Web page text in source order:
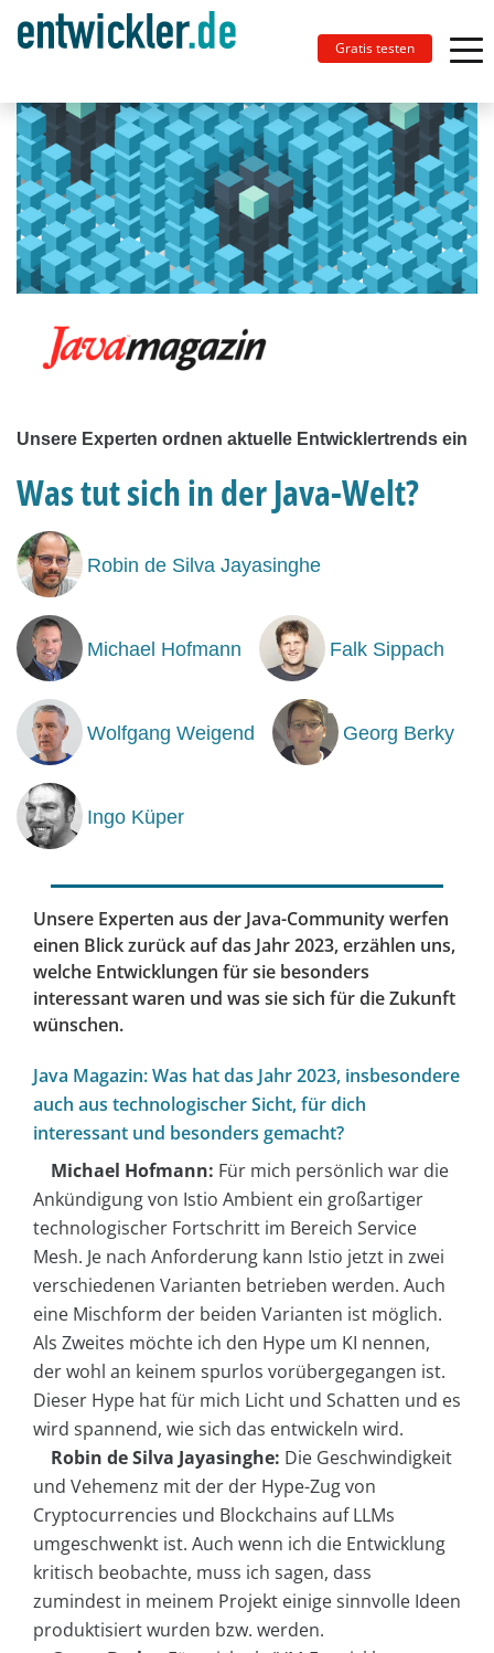
Gratis testen
Unsere Experten ordnen aktuelle Entwicklertrends ein
Was tut sich in der Java-Welt?
Robin de Silva Jayasinghe
Michael Hofmann Falk Sippach
Wolfgang Weigend Georg Berky
Ingo Küper
Unsere Experten aus der Java-Community werfen
einen Blick zurück auf das Jahr 2023, erzählen uns,
welche Entwicklungen für sie besonders
interessant waren und was sie sich für die Zukunft
wünschen.
Java Magazin: Was hat das Jahr 2023, insbesondere
auch aus technologischer Sicht, für dich
interessant und besonders gemacht?
Michael Hofmann: Für mich persönlich war die
Ankündigung von Istio Ambient ein großartiger
technologischer Fortschritt im Bereich Service
Mesh. Je nach Anforderung kann Istio jetzt in zwei
verschiedenen Varianten betrieben werden. Auch
eine Mischform der beiden Varianten ist möglich.
Als Zweites möchte ich den Hype um KI nennen,
der wohl an keinem spurlos vorübergegangen ist.
Dieser Hype hat für mich Licht und Schatten und es
wird spannend, wie sich das entwickeln wird.
Robin de Silva Jayasinghe: Die Geschwindigkeit
und Vehemenz mit der der Hype-Zug von
Cryptocurrencies und Blockchains auf LLMs
umgeschwenkt ist. Auch wenn ich die Entwicklung
kritisch beobachte, muss ich sagen, dass
zumindest in meinem Projekt einige sinnvolle Ideen
produktisiert wurden bzw. werden.